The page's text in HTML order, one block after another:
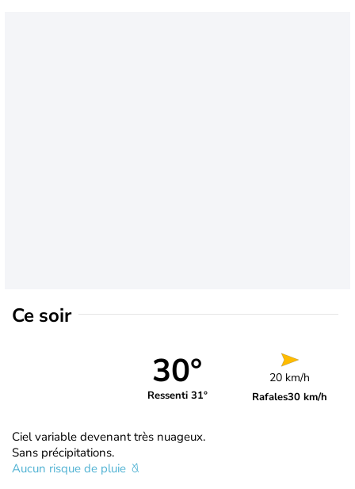
Ce soir
30°
Ressenti 31°
20 km/h
Rafales30 km/h
Ciel variable devenant très nuageux.
Sans précipitations.
Aucun risque de pluie